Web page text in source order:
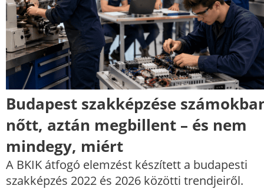
Budapest szakképzése
nőtt, aztán megbillent – és nem
mindegy, miért
A BKIK átfogó elemzést készített a budapesti
szakképzés 2022 és 2026 közötti trendjeiről.